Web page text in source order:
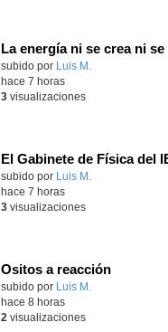
Contenido educativo.
subido por Luis M.
hace 7 horas
3visualizaciones
Contenido educativo.
subido por Luis M.
hace 7 horas
3visualizaciones
Ositos a reacción
Contenido educativo.
subido por Luis M.
hace 8 horas
2 visualizaciones